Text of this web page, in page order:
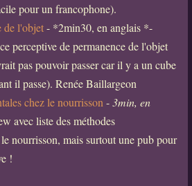
pour un francophone).
de l'objet- *2min30, en anglais *-
perceptive de permanence de l'objet
pas pouvoir passer car il y a un cube
il passe). Renée Baillargeon
chez le nourrisson -3min, en
avec liste des méthodes
nourrisson, mais surtout une pub pour
!